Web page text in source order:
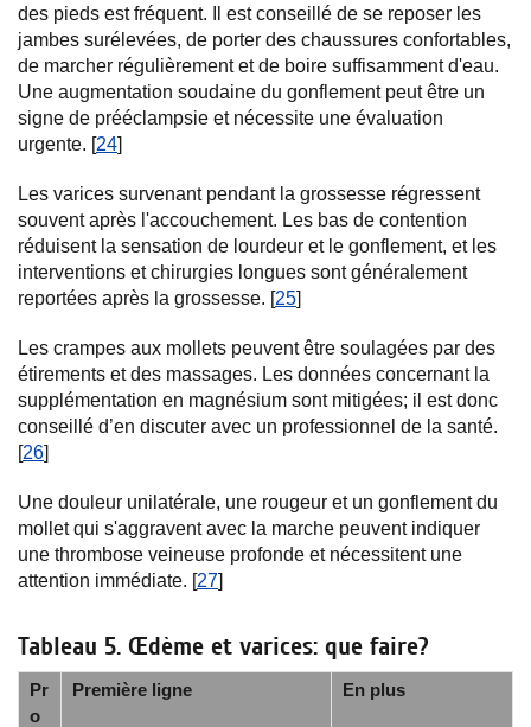
des pieds est fréquent. Il est conseillé de se reposer les
jambes surélevées, de porter des chaussures confortables,
de marcher régulièrement et de boire suffisamment d'eau.
Une augmentation soudaine du gonflement peut être un
signe de prééclampsie et nécessite une évaluation
urgente. [24]
Les varices survenant pendant la grossesse régressent
souvent après l'accouchement. Les bas de contention
réduisent la sensation de lourdeur et le gonflement, et les
interventions et chirurgies longues sont généralement
reportées après la grossesse. [25]
Les crampes aux mollets peuvent être soulagées par des
étirements et des massages. Les données concernant la
supplémentation en magnésium sont mitigées; il est donc
conseillé d’en discuter avec un professionnel de la santé.
[26]
Une douleur unilatérale, une rougeur et un gonflement du
mollet qui s'aggravent avec la marche peuvent indiquer
une thrombose veineuse profonde et nécessitent une
attention immédiate. [27]
Tableau 5. Œdème et varices: que faire?
Pr
o
Première ligne En plus